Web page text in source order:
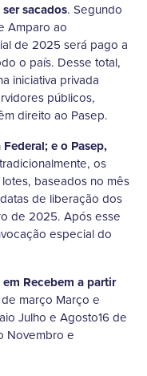
sacados. Segundo
Amparo ao
de 2025 será pago a
o país. Desse total,
iniciativa privada
públicos,
direito ao Pasep.
e o Pasep,
os
baseados no mês
de liberação dos
de 2025. Após esse
especial do
Recebem a partir
março Março e
Julho e Agosto16 de
Novembro e